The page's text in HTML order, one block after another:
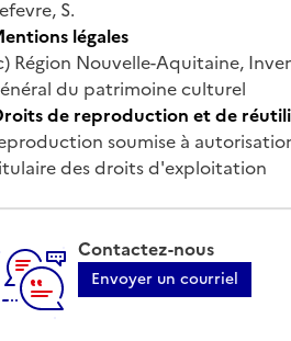
S.
légales
Région Nouvelle-Aquitaine,
du patrimoine culturel
de reproduction et de
soumise à
des droits d'exploitation
Contactez-nous
Envoyer un courriel